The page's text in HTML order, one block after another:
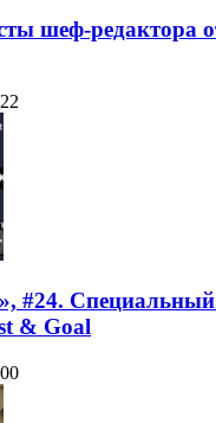
шеф-редактора
#24.
& Goal